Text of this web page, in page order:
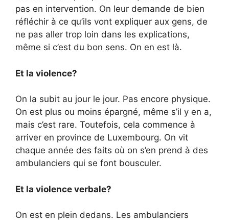
pas en intervention. On leur demande de bien
réfléchir à ce qu’ils vont expliquer aux gens, de
ne pas aller trop loin dans les explications,
même si c’est du bon sens. On en est là.
Et la violence?
On la subit au jour le jour. Pas encore physique.
On est plus ou moins épargné, même s’il y en a,
mais c’est rare. Toutefois, cela commence à
arriver en province de Luxembourg. On vit
chaque année des faits où on s’en prend à des
ambulanciers qui se font bousculer.
Et la violence verbale?
On est en plein dedans. Les ambulanciers